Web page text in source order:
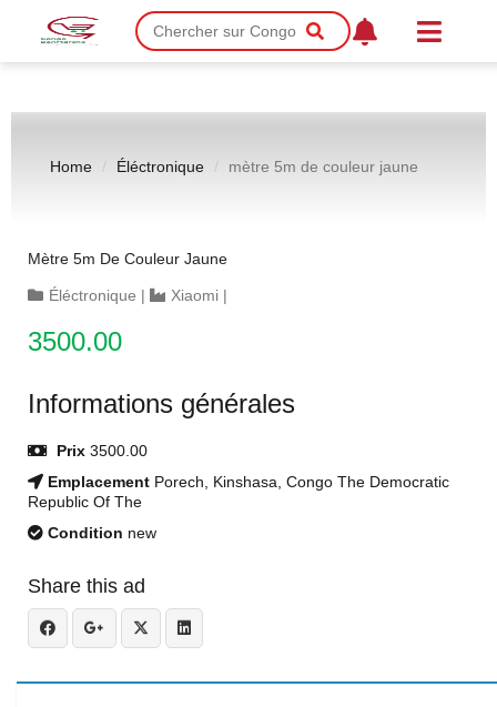
Home Éléctronique mètre 5m de couleur jaune
Mètre 5m De Couleur Jaune
Éléctronique | Xiaomi |
3500.00
Informations générales
Prix 3500.00
Emplacement Porech, Kinshasa, Congo The Democratic
Republic Of The
Condition new
Share this ad